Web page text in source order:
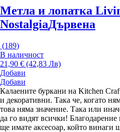
Метла и лопатка
NostalgiaДървена
(189)
В наличност
21,90 € (42,83 Лв)
Добави
Добави
Калаените буркани на Kitchen
и декоративни. Така че, когато
това няма значение. Така или
да го видят всички!
ще имате аксесоар, който винаги